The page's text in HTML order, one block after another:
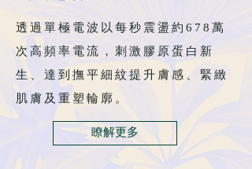
透過單極電波以每秒震盪約678萬
次高頻率電流，刺激膠原蛋白新
生、達到撫平細紋提升膚感、緊緻
肌膚及重塑輪廓。
瞭解更多